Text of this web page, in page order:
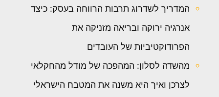
המדריך לשדרוג תרבות הרווחה בעסק: כיצד
אנרגיה ירוקה ובריאה מזניקה את
הפרודוקטיביות של העובדים
מהשדה לסלון: המהפכה של מודל מהחקלאי
לצרכן ואיך היא משנה את המטבח הישראלי